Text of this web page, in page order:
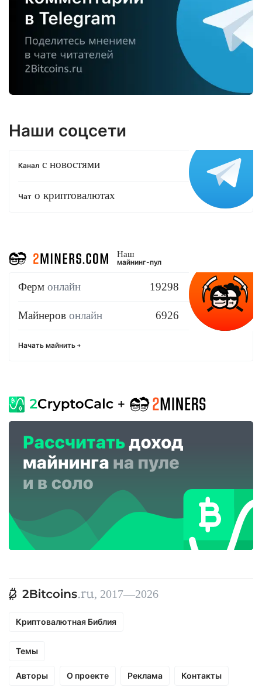
Наши соцсети
Канал с новостями
Чат о криптовалютах
Наш
майнинг-пул
Ферм онлайн 19298
Майнеров онлайн 6926
Начать майнить
, 2017—2026
Криптовалютная Библия
Темы
Авторы О проекте Реклама Контакты